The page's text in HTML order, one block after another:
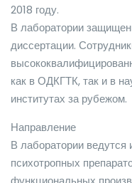
2018 году.
В лаборатории
диссертации.
как в ОДКГТК, так и в
институтах за рубежом.
Направление
В лаборатории
психотропных